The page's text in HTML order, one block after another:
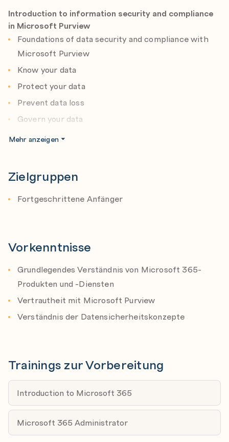
Introduction to information security and compliance
in Microsoft Purview
Foundations of data security and compliance with
Microsoft Purview
Know your data
Protect your data
Prevent data loss
Govern your data
information types
Create and manage custom sensitive information
exact data match
Describe named entities
Create and configure sensitivity labels with Microsoft
policies
Use the data classification dashboard to monitor
Mehr anzeigen
Zielgruppen
Fortgeschrittene Anfänger
Vorkenntnisse
Grundlegendes Verständnis von Microsoft 365-
Produkten und -Diensten
Vertrautheit mit Microsoft Purview
Verständnis der Datensicherheitskonzepte
Trainings zur Vorbereitung
Introduction to Microsoft 365
Microsoft 365 Administrator